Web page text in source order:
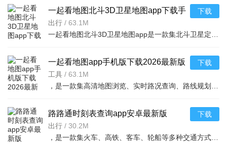
一起看地图北斗3D卫星地图app下载手
机版v5.3.3 2026手机版
出行 / 63.1M
下载
一起看地图app手机版下载2026最新版
v5.3.3 2026手机版
工具 / 63.1M
下载
路路通时刻表查询app安卓最新版
2026v5.3.1.20260816 2026手机版
出行 / 30.2M
下载